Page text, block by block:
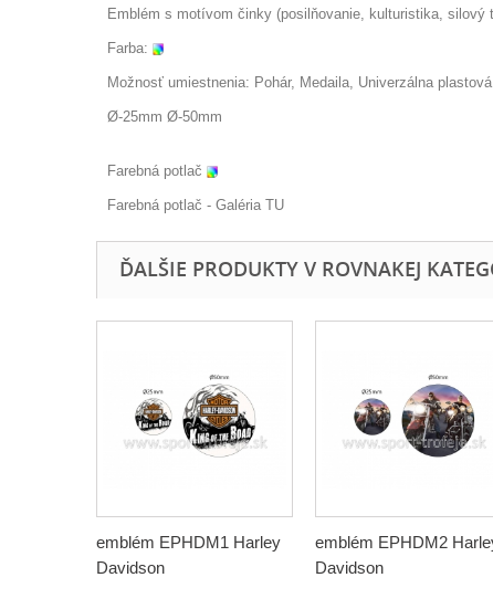
Emblém s motívom činky (posilňovanie, kulturistika, silový
Farba:
Možnosť umiestnenia: Pohár, Medaila, Univerzálna plastová
Ø-25mm Ø-50mm
Farebná potlač
Farebná potlač - Galéria TU
ĎALŠIE PRODUKTY V ROVNAKEJ
emblém EPHDM1 Harley
Davidson
emblém EPHDM2
Davidson